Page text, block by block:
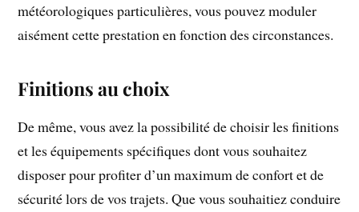
météorologiques particulières, vous pouvez moduler
aisément cette prestation en fonction des circonstances.
Finitions au choix
De même, vous avez la possibilité de choisir les finitions
et les équipements spécifiques dont vous souhaitez
disposer pour profiter d’un maximum de confort et de
sécurité lors de vos trajets. Que vous souhaitiez conduire